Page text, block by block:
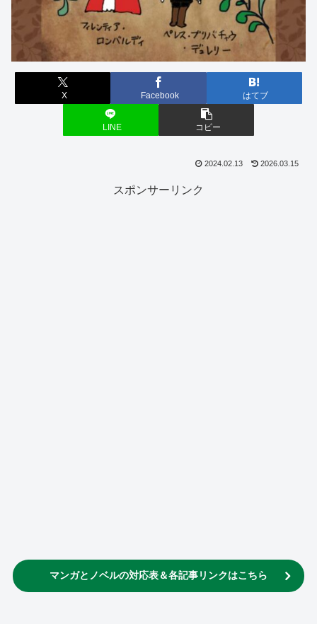
X Facebook はてブ
LINE コピー
2024.02.13 2026.03.15
スポンサーリンク
マンガとノベルの対応表＆各記事リンクはこちら